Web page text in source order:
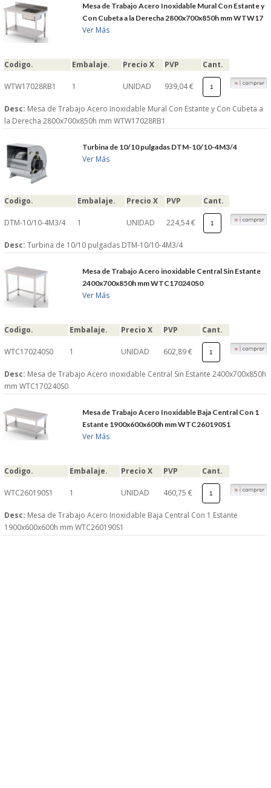
Mesa de Trabajo Acero Inoxidable Mural Con Estante y
Con Cubeta a la Derecha 2800x700x850h mm WTW17
Ver Más
Codigo. Embalaje. Precio X PVP Cant.
WTW17028RB1 1 UNIDAD 939,04 €
Desc: Mesa de Trabajo Acero Inoxidable Mural Con Estante y Con Cubeta a
la Derecha 2800x700x850h mm WTW17028RB1
Turbina de 10/10 pulgadas DTM-10/10-4M3/4
Ver Más
Codigo. Embalaje. Precio X PVP Cant.
DTM-10/10-4M3/4 1 UNIDAD 224,54 €
Desc: Turbina de 10/10 pulgadas DTM-10/10-4M3/4
Mesa de Trabajo Acero inoxidable Central Sin Estante
2400x700x850h mm WTC170240S0
Ver Más
Codigo. Embalaje. Precio X PVP Cant.
WTC170240S0 1 UNIDAD 602,89 €
Desc: Mesa de Trabajo Acero inoxidable Central Sin Estante 2400x700x850h
mm WTC170240S0
Mesa de Trabajo Acero Inoxidable Baja Central Con 1
Estante 1900x600x600h mm WTC260190S1
Ver Más
Codigo. Embalaje. Precio X PVP Cant.
WTC260190S1 1 UNIDAD 460,75 €
Desc: Mesa de Trabajo Acero Inoxidable Baja Central Con 1 Estante
1900x600x600h mm WTC260190S1